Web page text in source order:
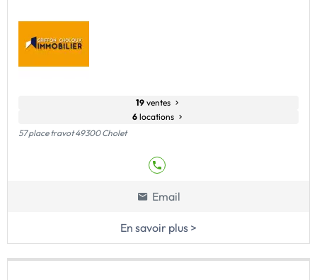
19 ventes
6 locations
57 place travot 49300 Cholet
Email
En savoir plus >